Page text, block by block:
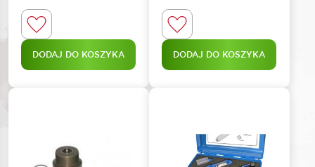
DODAJ DO KOSZYKA DODAJ DO KOSZYKA